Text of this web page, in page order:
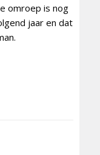
omroep is nog
jaar en dat